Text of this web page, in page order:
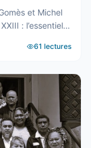
et Michel
: l’essentiel
61 lectures